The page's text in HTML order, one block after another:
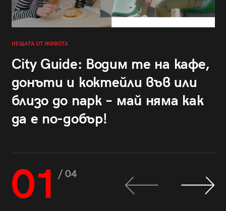
НЕЩАТА ОТ ЖИВОТА
City Guide: Водим те на кафе,
донъти и коктейли във или
близо до парк – май няма как
да е по-добър!
01 / 04